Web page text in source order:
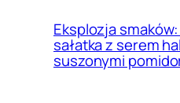
Eksplozja
sałatka z serem
suszonymi